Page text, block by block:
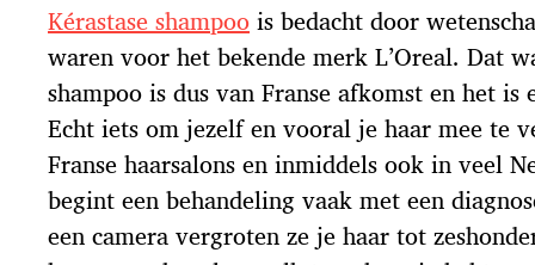
Kérastase shampoois bedacht door
waren voor het bekende merk L’Oreal. Dat
shampoo is dus van Franse afkomst en het is
Echt iets om jezelf en vooral je haar mee te
Franse haarsalons en inmiddels ook in veel
begint een behandeling vaak met een
een camera vergroten ze je haar tot